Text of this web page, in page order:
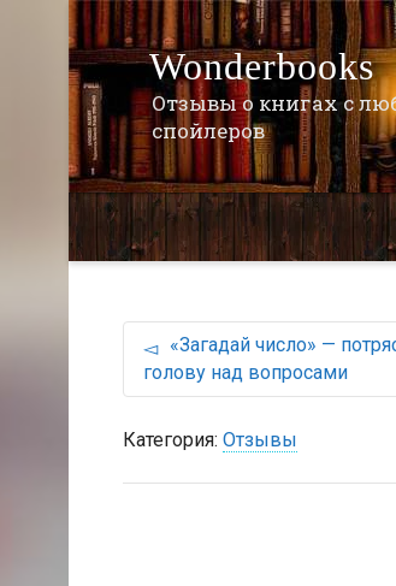
Wonderbooks
Отзывы о книгах с
спойлеров
«Загадай число» —
голову над вопросами
Категория: Отзывы